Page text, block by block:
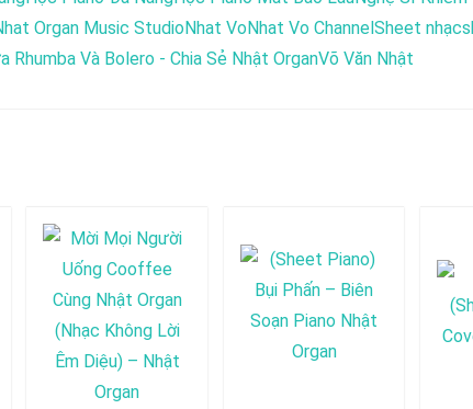
Organ Music StudioNhat VoNhat Vo ChannelSheet nhạc
Rhumba Và Bolero - Chia Sẻ Nhật OrganVõ Văn Nhật